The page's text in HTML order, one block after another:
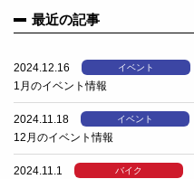
最近の記事
2024.12.16 イベント
1月のイベント情報
2024.11.18 イベント
12月のイベント情報
2024.11.1 バイク